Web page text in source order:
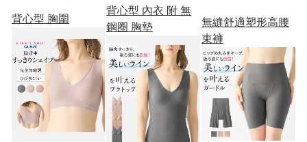
背心型 胸圍
背心型 內衣 附 無
鋼圈 胸墊
無縫舒適塑形高腰
束褲